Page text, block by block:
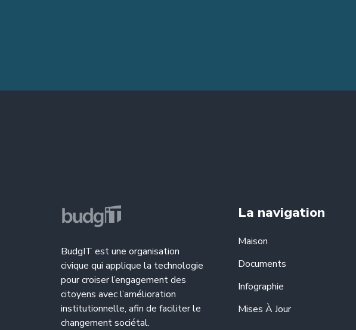
BudgIT est une organisation
civique qui applique la technologie
pour croiser l’engagement des
citoyens avec l’amélioration
institutionnelle, afin de faciliter le
changement sociétal.
La navigation
Maison
Documents
Infographie
Mises À Jour